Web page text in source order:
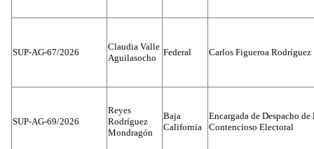
SUP-AG-67/2026
Claudia Valle
Aguilasocho
Federal Carlos Figueroa Rodríguez
SUP-AG-69/2026
Reyes
Rodríguez
Mondragón
Baja
California
Encargada de Despacho
Contencioso Electoral